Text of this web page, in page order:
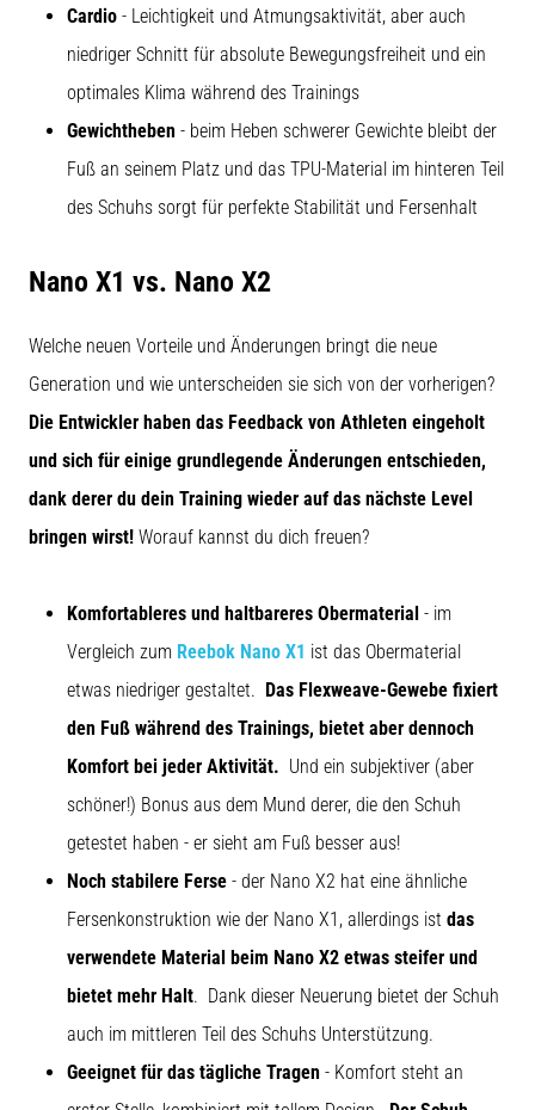
Cardio - Leichtigkeit und Atmungsaktivität, aber auch
niedriger Schnitt für absolute Bewegungsfreiheit und ein
optimales Klima während des Trainings
Gewichtheben - beim Heben schwerer Gewichte bleibt der
Fuß an seinem Platz und das TPU-Material im hinteren Teil
des Schuhs sorgt für perfekte Stabilität und Fersenhalt
Nano X1 vs. Nano X2
Welche neuen Vorteile und Änderungen bringt die neue
Generation und wie unterscheiden sie sich von der vorherigen?
Die Entwickler haben das Feedback von Athleten eingeholt
und sich für einige grundlegende Änderungen entschieden,
dank derer du dein Training wieder auf das nächste Level
bringen wirst! Worauf kannst du dich freuen?
Komfortableres und haltbareres Obermaterial - im
Vergleich zum Reebok Nano X1 ist das Obermaterial
etwas niedriger gestaltet.
Das Flexweave-Gewebe fixiert
den Fuß während des Trainings, bietet aber dennoch
Komfort bei jeder Aktivität. Und ein subjektiver (aber
schöner!) Bonus aus dem Mund derer, die den Schuh
getestet haben - er sieht am Fuß besser aus!
Noch stabilere Ferse - der Nano X2 hat eine ähnliche
Fersenkonstruktion wie der Nano X1, allerdings ist das
verwendete Material beim Nano X2 etwas steifer und
bietet mehr Halt. Dank dieser Neuerung bietet der Schuh
auch im mittleren Teil des Schuhs Unterstützung.
Geeignet für das tägliche Tragen - Komfort steht an